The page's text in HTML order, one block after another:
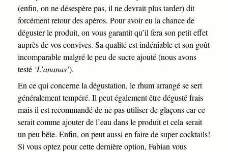
(enfin, on ne désespère pas, il ne devrait plus tarder) dit
forcément retour des apéros. Pour avoir eu la chance de
déguster le produit, on vous garantit qu’il fera son petit effet
auprès de vos convives. Sa qualité est indéniable et son goût
incomparable malgré le peu de sucre ajouté (nous avons
testé ‘L’ananas’).
En ce qui concerne la dégustation, le rhum arrangé se sert
généralement tempéré. Il peut également être dégusté frais
mais il est recommandé de ne pas utiliser de glaçons car ce
serait comme ajouter de l’eau dans le produit et cela serait
un peu bête. Enfin, on peut aussi en faire de super cocktails!
Si vous optez pour cette dernière option, Fabian vous